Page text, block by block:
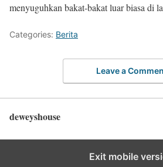
menyuguhkan bakat-bakat luar biasa di
Categories: Berita
Leave a
deweyshouse
Exit mobile